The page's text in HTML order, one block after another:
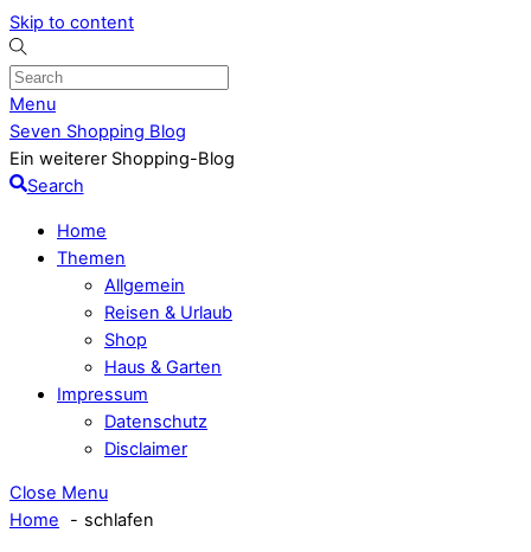
Skip to content
Menu
Seven Shopping Blog
Ein weiterer Shopping-Blog
Search
Home
Themen
Allgemein
Reisen & Urlaub
Shop
Haus & Garten
Impressum
Datenschutz
Disclaimer
Close Menu
Home
schlafen